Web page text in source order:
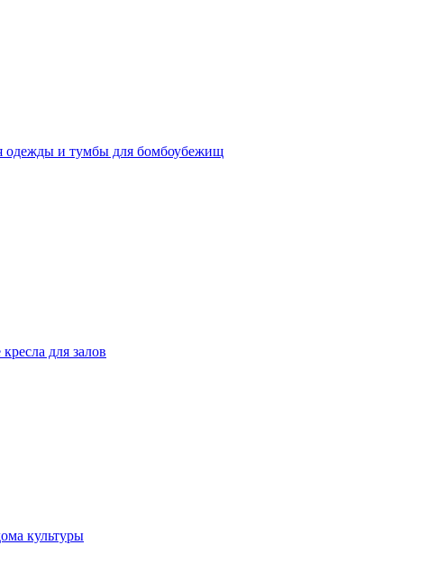
одежды и тумбы для бомбоубежищ
для залов
культуры